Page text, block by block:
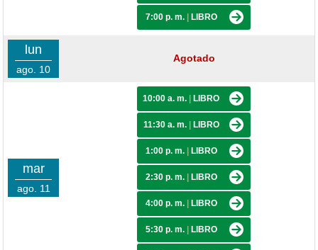
7:00 p. m. LIBRO
lun
ago. 10
Agotado
mar
ago. 11
10:00 a. m. LIBRO
11:30 a. m. LIBRO
1:00 p. m. LIBRO
2:30 p. m. LIBRO
4:00 p. m. LIBRO
5:30 p. m. LIBRO